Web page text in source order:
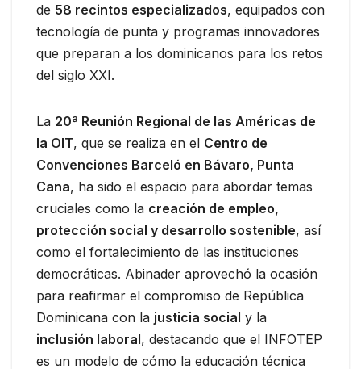
de 58 recintos especializados, equipados con
tecnología de punta y programas innovadores
que preparan a los dominicanos para los retos
del siglo XXI.
La 20ª Reunión Regional de las Américas de
la OIT, que se realiza en el Centro de
Convenciones Barceló en Bávaro, Punta
Cana, ha sido el espacio para abordar temas
cruciales como la creación de empleo,
protección social y desarrollo sostenible, así
como el fortalecimiento de las instituciones
democráticas. Abinader aprovechó la ocasión
para reafirmar el compromiso de República
Dominicana con la justicia social y la
inclusión laboral, destacando que el INFOTEP
es un modelo de cómo la educación técnica